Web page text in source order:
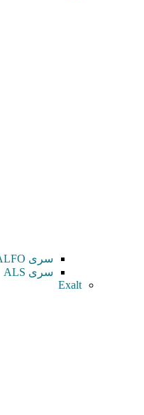
سری ALFO
سری ALS
Exalt